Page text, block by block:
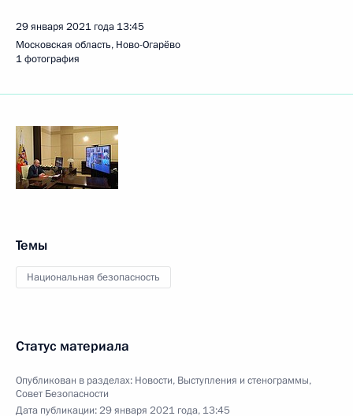
29 января 2021 года 13:45
Московская область, Ново-Огарёво
1 фотография
Темы
Национальная безопасность
Статус материала
Опубликован в разделах: Новости, Выступления и стенограммы,
Совет Безопасности
Дата публикации:29 января 2021 года, 13:45